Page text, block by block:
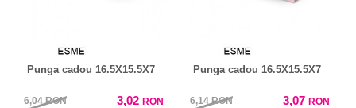
Punga cadou 16.5X15.5X7
6,04RON 3,02 RON
Punga cadou 16.5X15.5X7
6,14RON 3,07 RON